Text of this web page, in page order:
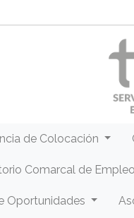
de Colocación
Comarcal de
Oportunidades